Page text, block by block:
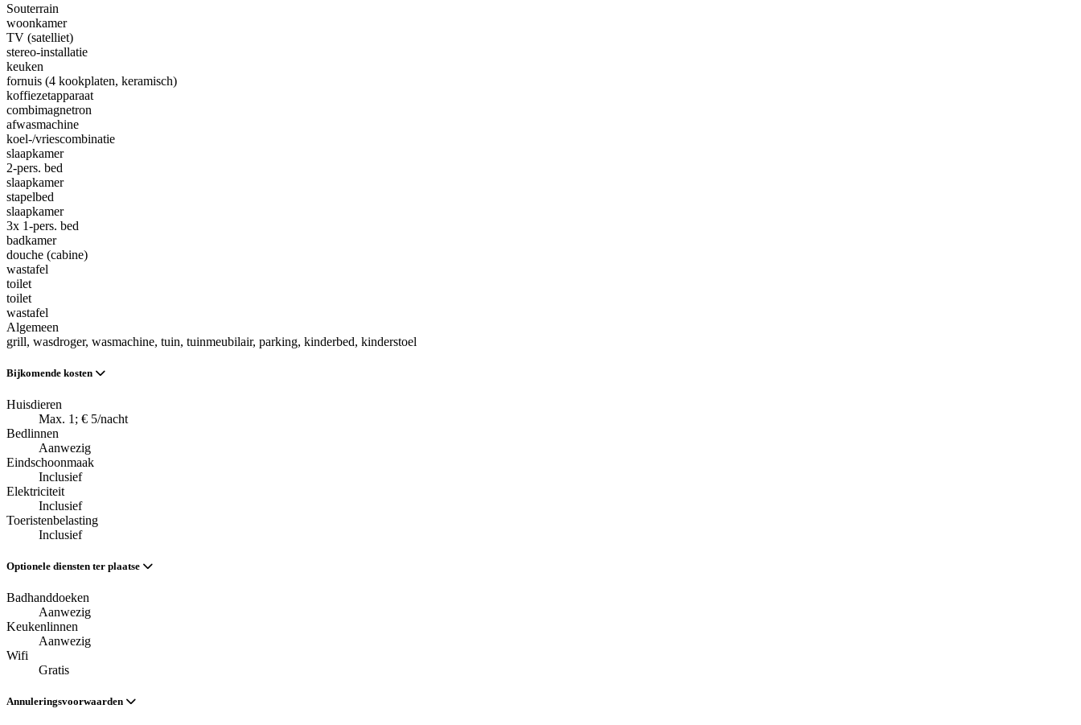
Souterrain
woonkamer
TV (satelliet)
stereo-installatie
keuken
fornuis (4 kookplaten, keramisch)
koffiezetapparaat
combimagnetron
afwasmachine
koel-/vriescombinatie
slaapkamer
2-pers. bed
slaapkamer
stapelbed
slaapkamer
3x 1-pers. bed
badkamer
douche (cabine)
wastafel
toilet
toilet
wastafel
Algemeen
grill, wasdroger, wasmachine, tuin, tuinmeubilair, parking, kinderbed, kinderstoel
Bijkomende kosten
Huisdieren
Max. 1; € 5/nacht
Bedlinnen
Aanwezig
Eindschoonmaak
Inclusief
Elektriciteit
Inclusief
Toeristenbelasting
Inclusief
Optionele diensten ter plaatse
Badhanddoeken
Aanwezig
Keukenlinnen
Aanwezig
Wifi
Gratis
Annuleringsvoorwaarden